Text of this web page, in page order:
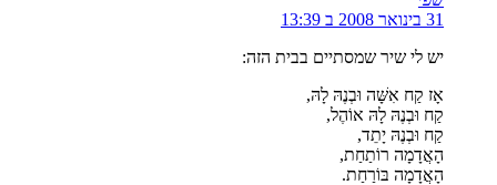
31 בינואר 2008 ב 13:39
יש לי שיר שמסתיים בבית הזה:
אָז קַח אִשָּׁה וּבְנֶהּ לָהּ,
קַח וּבְנֶהּ לָהּ אוֹהֶל,
קַח וּבְנֶהּ יָתֵד,
הָאֲדָמָה רוֹתַחַת,
הָאֲדָמָה בּוֹרַחַת.